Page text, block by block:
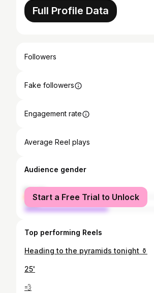
Full Profile Data
Followers
Fake followers
Engagement rate
Average Reel plays
Audience gender
female
male
Start a Free Trial to Unlock
Top performing Reels
Heading to the pyramids tonight ⚱️
25'
💨